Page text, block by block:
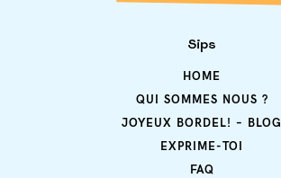
Sips
HOME
QUI SOMMES NOUS ?
JOYEUX BORDEL! – BLOG
EXPRIME-TOI
FAQ